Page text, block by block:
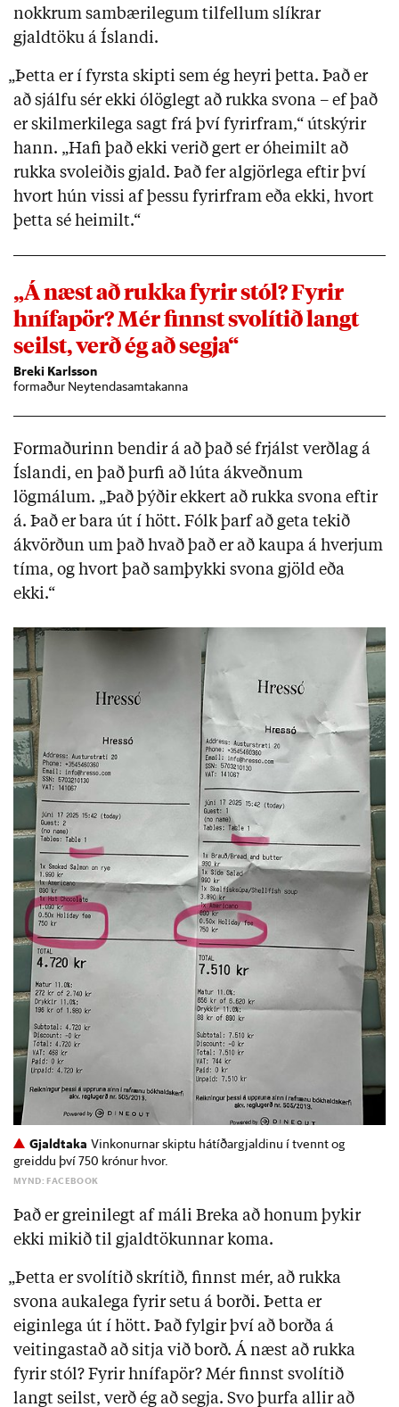
nokkrum sambærilegum tilfellum slíkrar
gjaldtöku á Íslandi.
„Þetta er í fyrsta skipti sem ég heyri þetta. Það er
að sjálfu sér ekki ólöglegt að rukka svona – ef það
er skilmerkilega sagt frá því fyrirfram,“ útskýrir
hann. „Hafi það ekki verið gert er óheimilt að
rukka svoleiðis gjald. Það fer algjörlega eftir því
hvort hún vissi af þessu fyrirfram eða ekki, hvort
þetta sé heimilt.“
„Á næst að rukka fyrir stól? Fyrir
hnífapör? Mér finnst svolítið langt
seilst, verð ég að segja“
Breki Karlsson
formaður Neytendasamtakanna
Formaðurinn bendir á að það sé frjálst verðlag á
Íslandi, en það þurfi að lúta ákveðnum
lögmálum. „Það þýðir ekkert að rukka svona eftir
á. Það er bara út í hött. Fólk þarf að geta tekið
ákvörðun um það hvað það er að kaupa á hverjum
tíma, og hvort það samþykki svona gjöld eða
ekki.“
Gjaldtaka Vinkonurnar skiptu hátíðargjaldinu í tvennt og
greiddu því 750 krónur hvor.
MYND: FACEBOOK
Það er greinilegt af máli Breka að honum þykir
ekki mikið til gjaldtökunnar koma.
„Þetta er svolítið skrítið, finnst mér, að rukka
svona aukalega fyrir setu á borði. Þetta er
eiginlega út í hött. Það fylgir því að borða á
veitingastað að sitja við borð. Á næst að rukka
fyrir stól? Fyrir hnífapör? Mér finnst svolítið
langt seilst, verð ég að segja. Svo þurfa allir að